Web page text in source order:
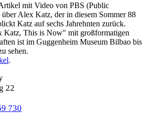
mit Video von PBS (Public
Alex Katz, der in diesem Sommer 88
Katz auf sechs Jahrehnten zurück.
Katz, This is Now" mit großformatigen
ist im Guggenheim Museum Bilbao bis
sehen.
.
22
730